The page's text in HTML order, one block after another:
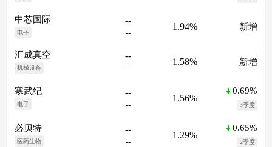
中芯国际
电子
--
--
1.94% 新增
汇成真空
机械设备
--
--
1.58% 新增
寒武纪
电子
--
--
1.56%
0.69%
3季度
必贝特
医药生物
--
--
1.29%
0.65%
2季度